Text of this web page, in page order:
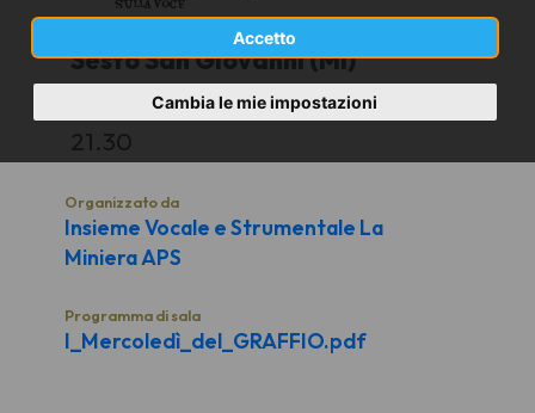
Accetto
Cambia le mie impostazioni
Sesto San Giovanni (MI)
Via General Cantore 145
21.30
Organizzato da
Insieme Vocale e Strumentale La
Miniera APS
Programma di sala
I_Mercoledì_del_GRAFFIO.pdf